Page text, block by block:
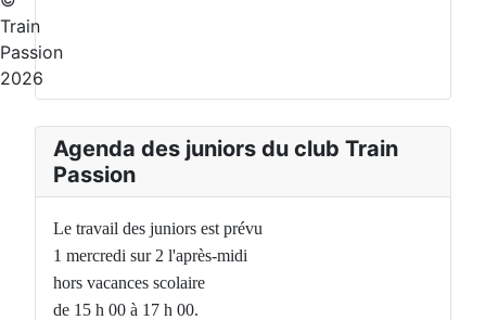
Agenda des juniors du club Train
Passion
Le travail des juniors est prévu
1 mercredi sur 2 l'après-midi
hors vacances scolaire
de 15 h 00 à 17 h 00.
Train
Passion
2026